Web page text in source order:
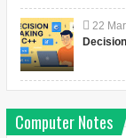
22 Mar
Decision
Computer Notes